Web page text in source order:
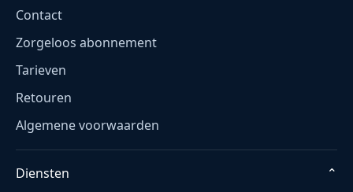
Contact
Zorgeloos abonnement
Tarieven
Retouren
Algemene voorwaarden
Diensten
⌄